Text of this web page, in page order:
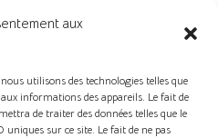
aux
utilisons des technologies telles que
informations des appareils. Le fait de
de traiter des données telles que le
sur ce site. Le fait de ne pas